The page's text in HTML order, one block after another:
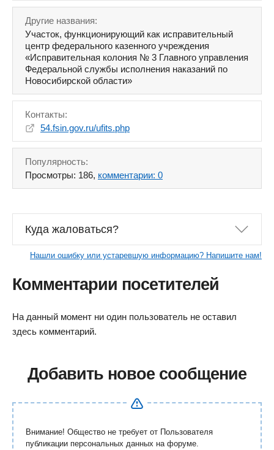
Другие названия:
Участок, функционирующий как исправительный
центр федерального казенного учреждения
«Исправительная колония № 3 Главного управления
Федеральной службы исполнения наказаний по
Новосибирской области»
Контакты:
54.fsin.gov.ru/ufits.php
Популярность:
Просмотры: 186, комментарии: 0
Куда жаловаться?
Нашли ошибку или устаревшую информацию? Напишите нам!
Комментарии посетителей
На данный момент ни один пользователь не оставил
здесь комментарий.
Добавить новое сообщение
Внимание! Общество не требует от Пользователя
публикации персональных данных на форуме.